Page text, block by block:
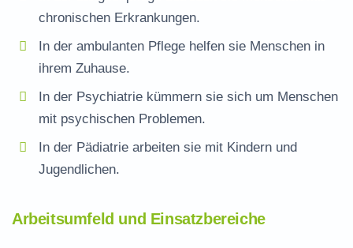
chronischen Erkrankungen.
In der ambulanten Pflege helfen sie Menschen in
ihrem Zuhause.
In der Psychiatrie kümmern sie sich um Menschen
mit psychischen Problemen.
In der Pädiatrie arbeiten sie mit Kindern und
Jugendlichen.
Arbeitsumfeld und Einsatzbereiche